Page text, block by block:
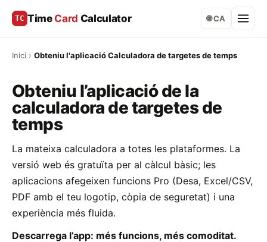
TC Time Card Calculator 🌐 CA
Inici › Obteniu l'aplicació Calculadora de targetes de temps
Obteniu l’aplicació de la
calculadora de targetes de
temps
La mateixa calculadora a totes les plataformes. La
versió web és gratuïta per al càlcul bàsic; les
aplicacions afegeixen funcions Pro (Desa, Excel/CSV,
PDF amb el teu logotip, còpia de seguretat) i una
experiència més fluida.
Descarrega l’app: més funcions, més comoditat.